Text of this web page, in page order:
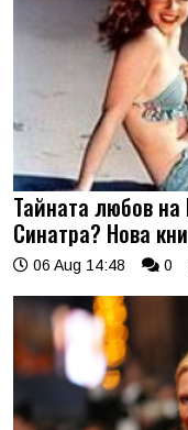
Тайната любов
Синатра? Нова
06 Aug 14:48 0